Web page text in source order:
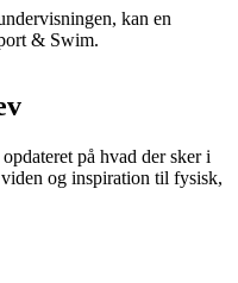
kan en
& Swim.
på hvad der sker i
og inspiration til fysisk,